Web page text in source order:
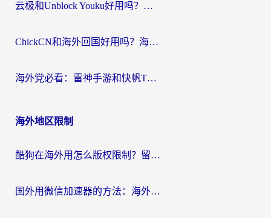
云极和Unblock Youku好用吗？海外党亲测+2026回国加速器避坑指南
ChickCN和海外回国好用吗？海外党2026亲测：从手游到影音，选对加速器的3个关键
海外党必看：雷神手游和快帆TV版好用吗？3步选对回国加速器不踩坑
海外地区限制
酷狗在海外用怎么版权限制？留学生亲测：3步解决听国内音乐难题
国外用微信加速器的方法：海外党无缝连接国内生活的实用指南